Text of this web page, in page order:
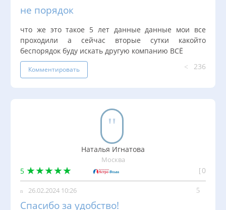
не порядок
что же это такое 5 лет данные данные мои все
проходили а сейчас вторые сутки какойто
беспорядок буду искать другую компанию ВСЁ
Комментировать 236
Наталья Игнатова
Москва
5 0
26.02.2024 10:26
Спасибо за удобство!